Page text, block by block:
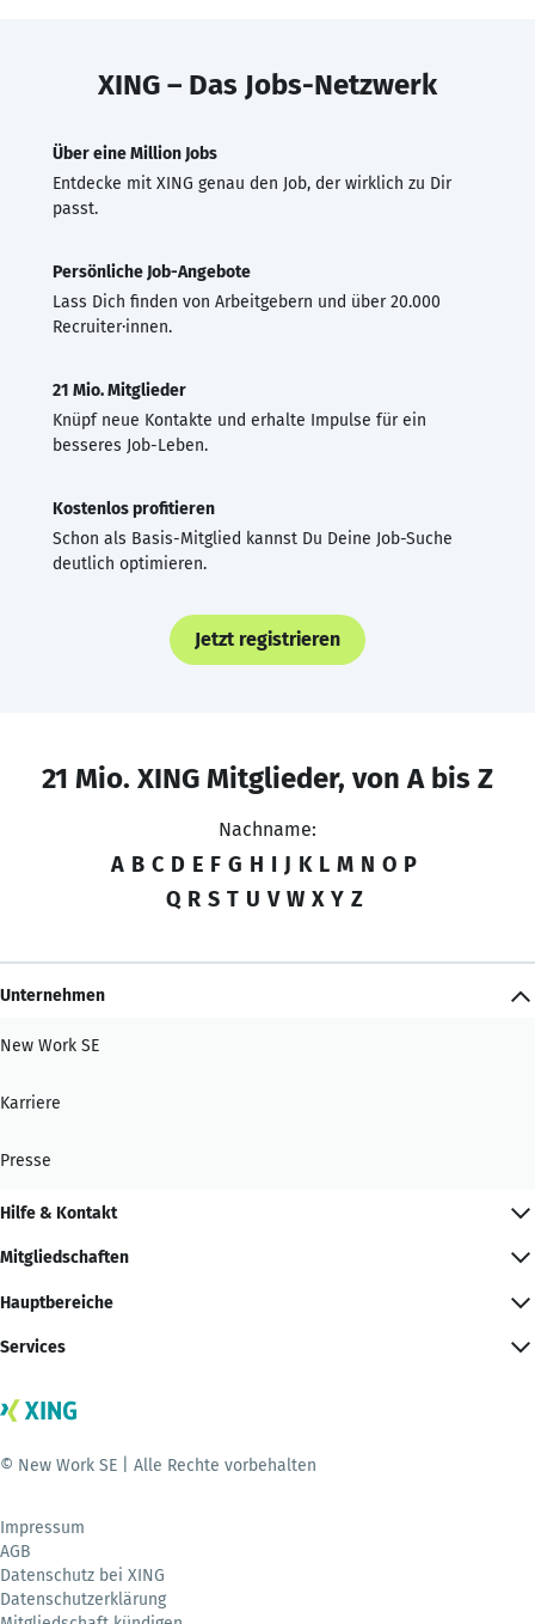
XING – Das Jobs-Netzwerk
Über eine Million Jobs
Entdecke mit XING genau den Job, der wirklich zu Dir
passt.
Persönliche Job-Angebote
Lass Dich finden von Arbeitgebern und über 20.000
Recruiter·innen.
21 Mio. Mitglieder
Knüpf neue Kontakte und erhalte Impulse für ein
besseres Job-Leben.
Kostenlos profitieren
Schon als Basis-Mitglied kannst Du Deine Job-Suche
deutlich optimieren.
Jetzt registrieren
21 Mio. XING Mitglieder, von A bis Z
Nachname:
A B C D E F G H I J K L M N O P
Q R S T U V W X Y Z
Unternehmen
New Work SE
Karriere
Presse
Hilfe & Kontakt
Mitgliedschaften
Hauptbereiche
Services
© New Work SE | Alle Rechte vorbehalten
Impressum
AGB
Datenschutz bei XING
Datenschutzerklärung